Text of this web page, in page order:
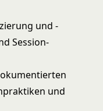
und -
Session-
und